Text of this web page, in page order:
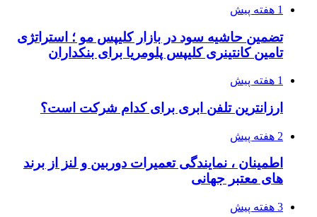
1 هفته پیش
تضمین حاشیه سود در بازار کلیپس مو ؛ استراتژی
تامین کانتینری کلیپس پلومریا برای بنکداران
1 هفته پیش
ارزانترین تلفن ابری برای کدام شرکت است؟
2 هفته پیش
اطمینان ، نمایندگی تعمیرات دوربین و لنز از برند
های معتبر جهانی
3 هفته پیش